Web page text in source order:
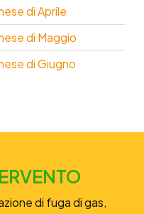
di Aprile
di Maggio
di Giugno
di fuga di gas,